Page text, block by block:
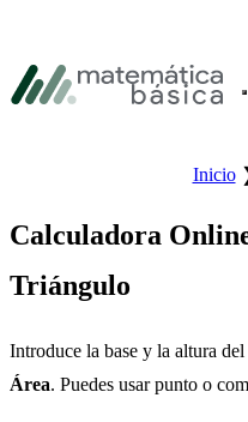
Saltar al pie de página
Inicio
Calculadora
Triángulo
Introduce la base y la altura
Área. Puedes usar punto o